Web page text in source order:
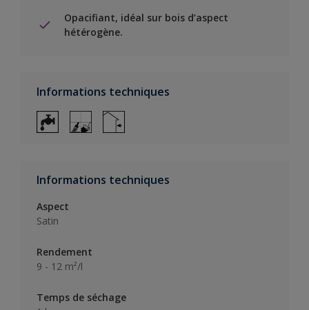
Opacifiant, idéal sur bois d’aspect
hétérogène.
Informations techniques
Informations techniques
Aspect
Satin
Rendement
9 - 12 m²/l
Temps de séchage